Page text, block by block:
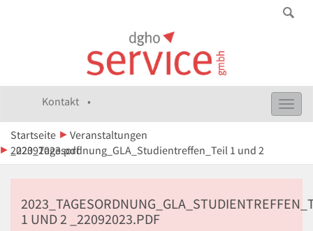
Kontakt •
Startseite
Veranstaltungen
2023_Tagesordnung_GLA_Studientreffen_Teil 1 und 2 _22092023.pdf
1 UND 2 _22092023.PDF